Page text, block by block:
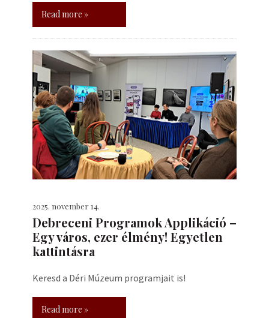
Read more »
2025. november 14.
Debreceni Programok Applikáció –
Egy város, ezer élmény! Egyetlen
kattintásra
Keresd a Déri Múzeum programjait is!
Read more »